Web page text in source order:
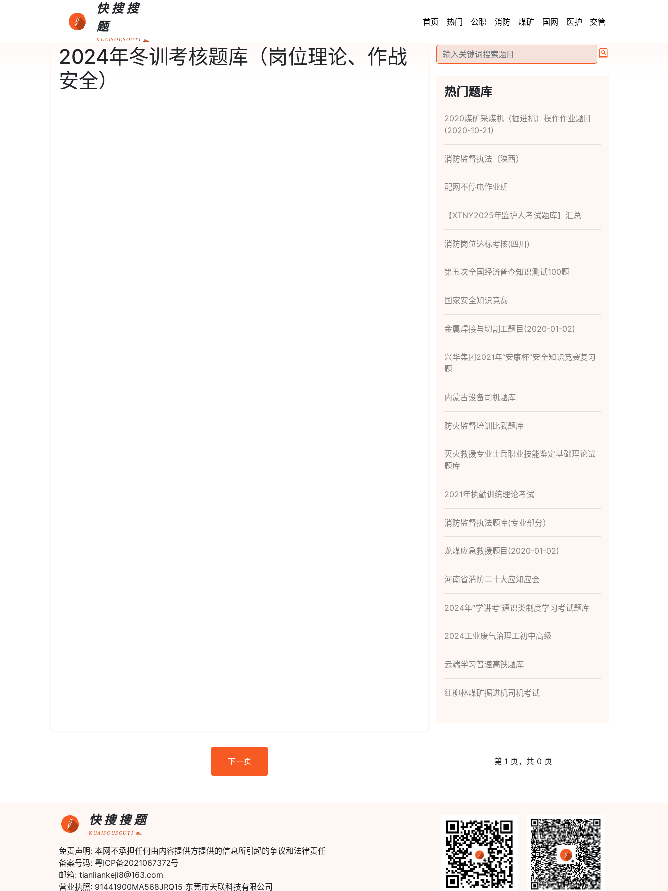
快搜搜
题
KUAISOUSOUTI
首页 热门 公职 消防 煤矿 国网 医护 交管
2024年冬训考核题库（岗位理论、作战
安全）
热门题库
2020煤矿采煤机（掘进机）操作作业题目
(2020-10-21)
消防监督执法（陕西）
配网不停电作业班
【XTNY2025年监护人考试题库】汇总
消防岗位达标考核(四川)
第五次全国经济普查知识测试100题
国家安全知识竞赛
金属焊接与切割工题目(2020-01-02)
兴华集团2021年“安康杯”安全知识竞赛复习
题
内蒙古设备司机题库
防火监督培训比武题库
灭火救援专业士兵职业技能鉴定基础理论试
题库
2021年执勤训练理论考试
消防监督执法题库(专业部分）
龙煤应急救援题目(2020-01-02)
河南省消防二十大应知应会
2024年“学讲考”通识类制度学习考试题库
2024工业废气治理工初中高级
云端学习普速高铁题库
红柳林煤矿掘进机司机考试
下一页 第 1 页，共 0 页
快搜搜题
KUAISOUSOUTI
免责声明: 本网不承担任何由内容提供方提供的信息所引起的争议和法律责任
备案号码: 粤ICP备2021067372号
邮箱: tianliankeji8@163.com
营业执照: 91441900MA568JRQ15 东莞市天联科技有限公司